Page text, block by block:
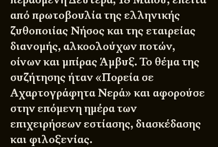
από πρωτοβουλία της ελληνικής
ζυθοποιίας Νήσος και της εταιρείας
διανομής, αλκοολούχων ποτών,
οίνων και μπίρας Άμβυξ. Το θέμα της
συζήτησης ήταν «Πορεία σε
Αχαρτογράφητα Νερά» και αφορούσε
στην επόμενη ημέρα των
επιχειρήσεων εστίασης, διασκέδασης
και φιλοξενίας.